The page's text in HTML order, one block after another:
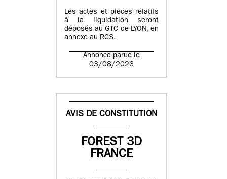
Les actes et pièces relatifs
à la liquidation seront
déposés au GTC de LYON, en
annexe au RCS.
Annonce parue le
03/08/2026
AVIS DE CONSTITUTION
FOREST 3D
FRANCE